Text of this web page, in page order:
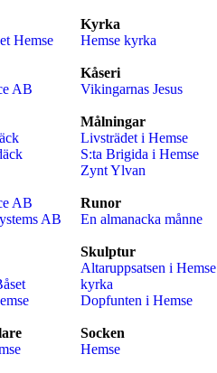
Hemse
AB
AB
AB
Kyrka
Hemse kyrka
Kåseri
Vikingarnas Jesus
Målningar
Livsträdet i Hemse
S:ta Brigida i Hemse
Zynt Ylvan
Runor
En almanacka månne
Skulptur
Altaruppsatsen i Hemse
kyrka
Dopfunten i Hemse
Socken
Hemse